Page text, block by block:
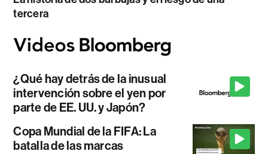
tercera
¿Qué hay detrás de la inusual
intervención sobre el yen por
parte de EE. UU. y Japón?
Copa Mundial de la FIFA: La
batalla de las marcas